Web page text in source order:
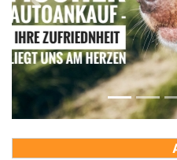
Previous